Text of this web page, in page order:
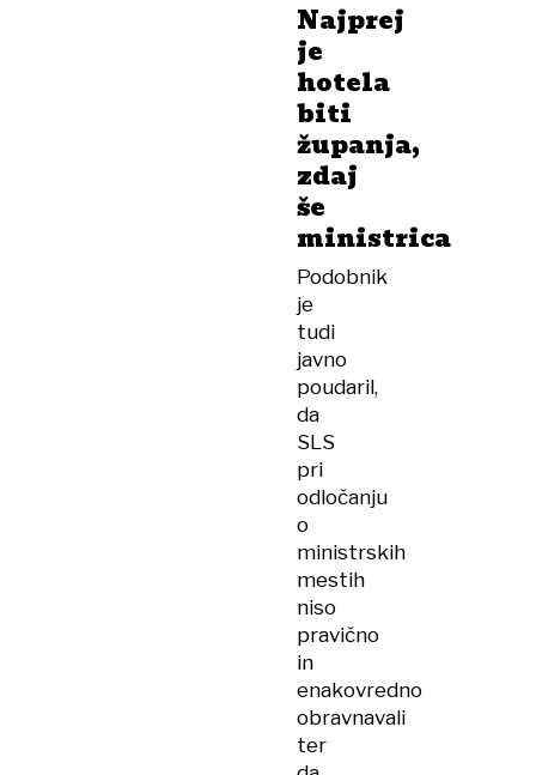
Najprej
je
hotela
biti
županja,
zdaj
še
ministrica
Podobnik
je
tudi
javno
poudaril,
da
SLS
pri
odločanju
o
ministrskih
mestih
niso
pravično
in
enakovredno
obravnavali
ter